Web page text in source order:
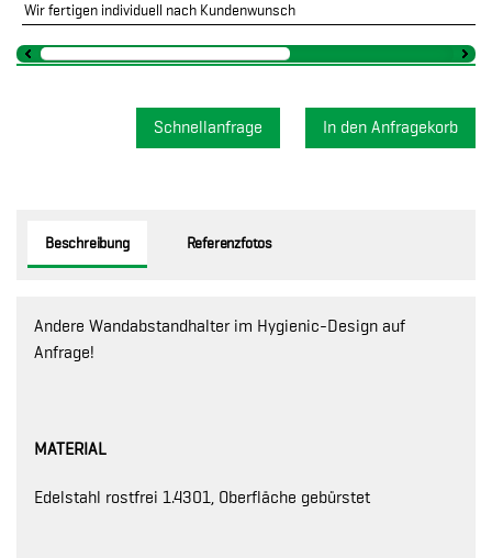
Wir fertigen individuell nach Kundenwunsch
Schnellanfrage
Beschreibung Referenzfotos
Andere Wandabstandhalter im Hygienic-Design auf
Anfrage!
MATERIAL
Edelstahl rostfrei 1.4301, Oberfläche gebürstet